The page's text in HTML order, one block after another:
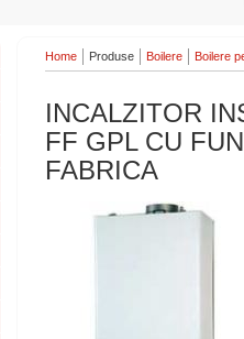
Home Produse Boilere Boilere
INCALZITOR
FF GPL CU
FABRICA